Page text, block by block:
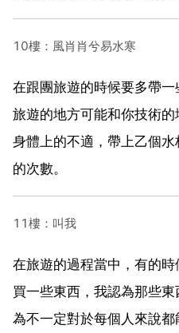
10樓：風肖肖兮易水寒
在跟團旅遊的時候要多帶
旅遊的地方可能和你技術
身體上的不適，帶上乙個
的次數。
11樓：叫我
在旅遊的過程當中，有的
買一些東西，我認為那些
為不一定對於每個人來說都